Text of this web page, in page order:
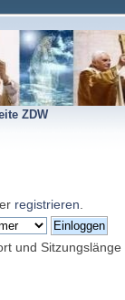
ZDW
registrieren
und Sitzungslänge